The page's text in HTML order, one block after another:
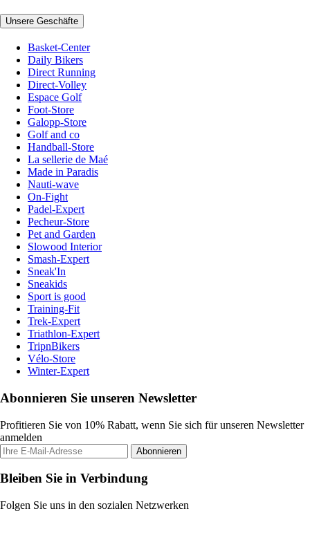
Unsere Geschäfte
Basket-Center
Daily Bikers
Direct Running
Direct-Volley
Espace Golf
Foot-Store
Galopp-Store
Golf and co
Handball-Store
La sellerie de Maé
Made in Paradis
Nauti-wave
On-Fight
Padel-Expert
Pecheur-Store
Pet and Garden
Slowood Interior
Smash-Expert
Sneak'In
Sneakids
Sport is good
Training-Fit
Trek-Expert
Triathlon-Expert
TripnBikers
Vélo-Store
Winter-Expert
Abonnieren Sie unseren Newsletter
Profitieren Sie von 10% Rabatt, wenn Sie sich für unseren Newsletter
anmelden
Abonnieren
Bleiben Sie in Verbindung
Folgen Sie uns in den sozialen Netzwerken